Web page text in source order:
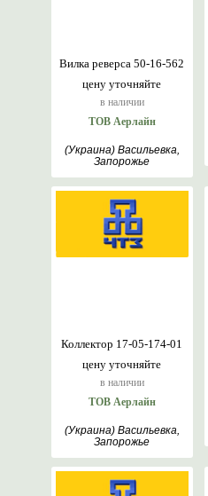
цену уточняйте
в наличии
Вилка реверса 50-16-562
ТОВ Аерлайн
(Украина) Васильевка,
Запорожье
цену уточняйте
в наличии
Коллектор 17-05-174-01
ТОВ Аерлайн
(Украина) Васильевка,
Запорожье